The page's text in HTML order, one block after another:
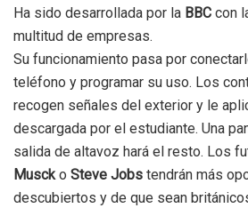
Ha sido desarrollada por la BBC con
multitud de empresas.
Su funcionamiento pasa por
teléfono y programar su uso. Los
recogen señales del exterior y le
descargada por el estudiante. Una
salida de altavoz hará el resto. Los
Muscko Steve Jobs tendrán más
descubiertos y de que sean